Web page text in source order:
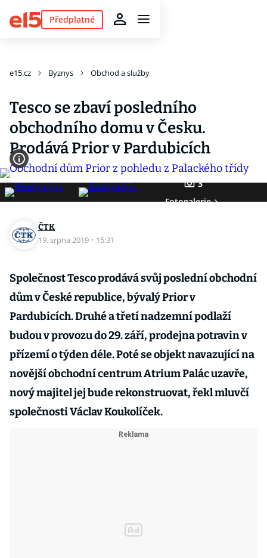
Předplatné
e15.cz Byznys Obchod a služby
Tesco se zbaví posledního
obchodního domu v Česku.
Prodává Prior v Pardubicích
3
Fotogalerie
ČTK
19. srpna 2019 · 15:31
Společnost Tesco prodává svůj poslední obchodní
dům v České republice, bývalý Prior v
Pardubicích. Druhé a třetí nadzemní podlaží
budou v provozu do 29. září, prodejna potravin v
přízemí o týden déle. Poté se objekt navazující na
novější obchodní centrum Atrium Palác uzavře,
nový majitel jej bude rekonstruovat, řekl mluvčí
společnosti Václav Koukolíček.